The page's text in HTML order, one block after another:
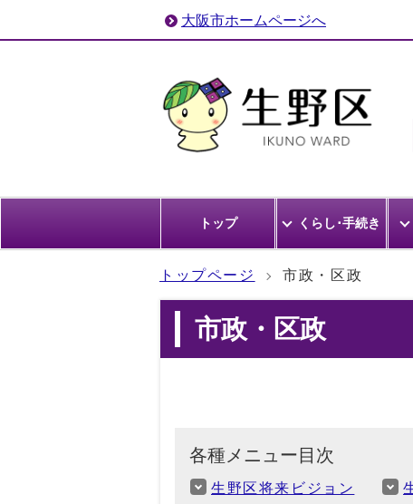
大阪市ホームページへ
トップ くらし･手続き
トップページ 市政・区政
市政・区政
各種メニュー目次
生野区将来ビジョン